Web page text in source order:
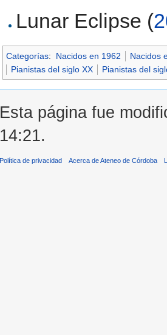
Lunar Eclipse (
Categorías: Nacidos en 1962
Nacidos
Pianistas del siglo XX
Pianistas del
Esta página fue
14:21.
Política de privacidad Acerca de Ateneo de Córdoba